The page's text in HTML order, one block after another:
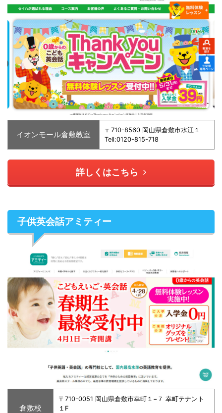
イオンモール倉敷教室
〒710-8560 岡山県倉敷市水江１
Tell:0120-815-718
詳しくはこちら
子供英会話アミティー
倉敷校
〒710-0051 岡山県倉敷市幸町１−７ 幸町テナント
１F